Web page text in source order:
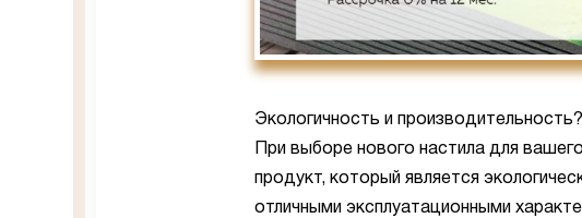
Экологичность и
При выборе нового настила для
продукт, который является
отличными эксплуатационными